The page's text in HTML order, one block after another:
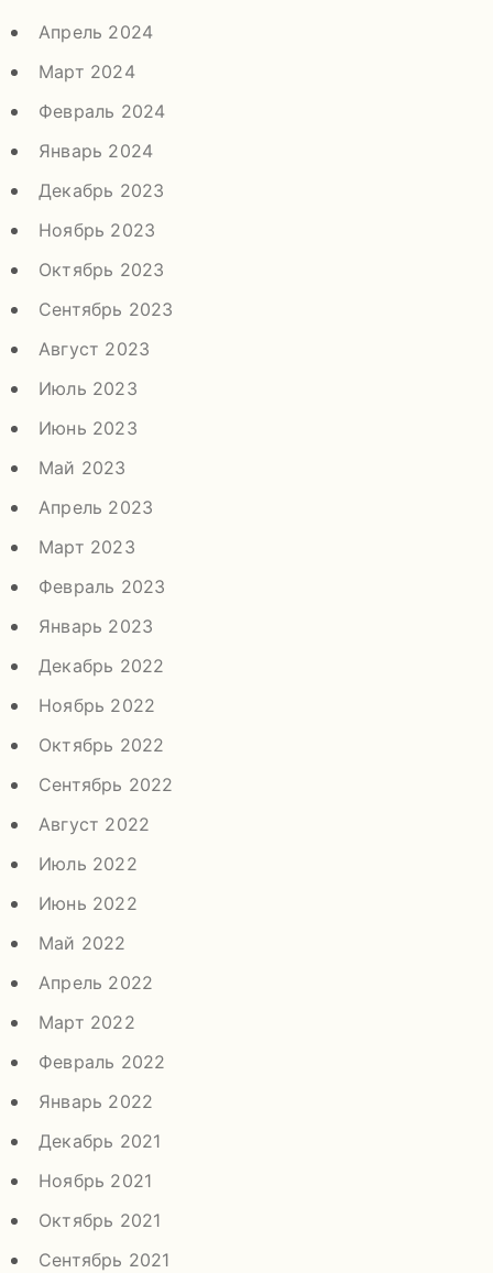
Апрель 2024
Март 2024
Февраль 2024
Январь 2024
Декабрь 2023
Ноябрь 2023
Октябрь 2023
Сентябрь 2023
Август 2023
Июль 2023
Июнь 2023
Май 2023
Апрель 2023
Март 2023
Февраль 2023
Январь 2023
Декабрь 2022
Ноябрь 2022
Октябрь 2022
Сентябрь 2022
Август 2022
Июль 2022
Июнь 2022
Май 2022
Апрель 2022
Март 2022
Февраль 2022
Январь 2022
Декабрь 2021
Ноябрь 2021
Октябрь 2021
Сентябрь 2021